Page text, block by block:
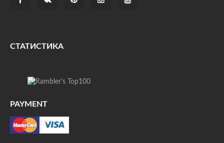
СТАТИСТИКА
PAYMENT